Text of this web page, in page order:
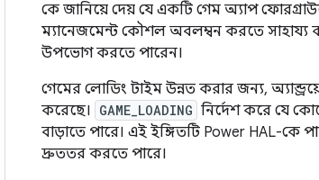
কে জানিয়ে দেয় যে একটি গেম অ্যাপ
ম্যানেজমেন্ট কৌশল অবলম্বন করতে সাহায্য
উপভোগ করতে পারেন।
গেমের লোডিং টাইম উন্নত করার জন্য,
করেছে।
GAME_LOADING নির্দেশ করে যে
বাড়াতে পারে। এই ইঙ্গিতটি Power HAL-কে
দ্রুততর করতে পারে।